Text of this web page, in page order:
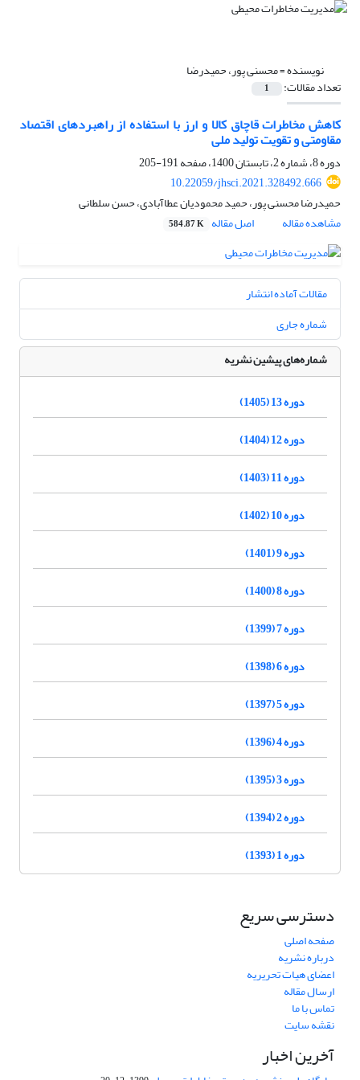
نویسنده =محسنی پور، حمیدرضا
تعداد مقالات: 1
کاهش مخاطرات قاچاق کالا و ارز با استفاده از راهبردهای اقتصاد
مقاومتی و تقویت تولید ملی
دوره 8، شماره 2، تابستان 1400، صفحه
191-205
10.22059/jhsci.2021.328492.666
حمیدرضا محسنی پور، حمید محمودیان عطاآبادی، حسن سلطانی
مشاهده مقاله
اصل مقاله 584.87 K
مقالات آماده انتشار
شماره جاری
شماره‌های پیشین نشریه
دوره 13 (1405)
دوره 12 (1404)
دوره 11 (1403)
دوره 10 (1402)
دوره 9 (1401)
دوره 8 (1400)
دوره 7 (1399)
دوره 6 (1398)
دوره 5 (1397)
دوره 4 (1396)
دوره 3 (1395)
دوره 2 (1394)
دوره 1 (1393)
دسترسی سریع
صفحه اصلی
درباره نشریه
اعضای هیات تحریریه
ارسال مقاله
تماس با ما
نقشه سایت
آخرین اخبار